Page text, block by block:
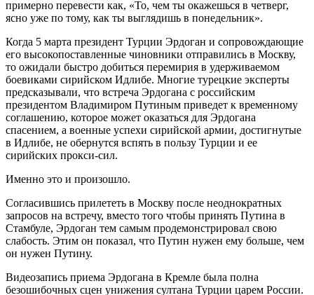
примерно перевести как, «То, чем ты окажешься в четверг,
ясно уже по тому, как ты выглядишь в понедельник».
Когда 5 марта президент Турции Эрдоган и сопровождающие
его высокопоставленные чиновники отправились в Москву,
то ожидали быстро добиться перемирия в удерживаемом
боевиками сирийском Идлибе. Многие турецкие эксперты
предсказывали, что встреча Эрдогана с российским
президентом Владимиром Путиным приведет к временному
соглашению, которое может оказаться для Эрдогана
спасением, а военные успехи сирийской армии, достигнутые
в Идлибе, не обернутся вспять в пользу Турции и ее
сирийских прокси-сил.
Именно это и произошло.
Согласившись прилететь в Москву после неоднократных
запросов на встречу, вместо того чтобы принять Путина в
Стамбуле, Эрдоган тем самым продемонстрировал свою
слабость. Этим он показал, что Путин нужен ему больше, чем
он нужен Путину.
Видеозапись приема Эрдогана в Кремле была полна
безошибочных сцен унижения султана Турции царем России.